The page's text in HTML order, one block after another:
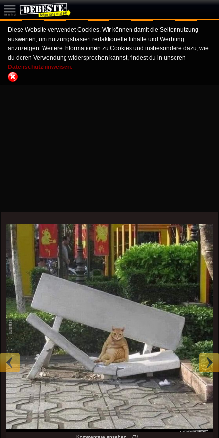
Diese Website verwendet Cookies. Wir können damit die Seitennutzung
auswerten, um nutzungsbasiert redaktionelle Inhalte und Werbung
anzuzeigen. Weitere Informationen zu Cookies und insbesondere dazu, wie
du deren Verwendung widersprechen kannst, findest du in unseren
Datenschutzhinweisen.
Kommentare ansehen... (3)